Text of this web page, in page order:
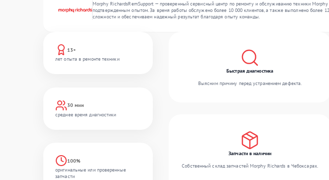
Morphy RichardsRemSupport — проверенный сервисный центр по ремонту и обслуживанию техники
подтвержденным опытом. За время работы обслужено более 10 000 клиентов, а также выполнено более
сложности и обеспечиваем надежный результат благодаря опыту команды.
13+
лет опыта в ремонте техники
30 мин
среднее время диагностики
100%
оригинальные или проверенные
запчасти
Быстрая диагностика
Выясним причину перед устранением дефекта.
Запчасти в наличии
Собственный склад запчастей Morphy Richards в Чебоксарах.